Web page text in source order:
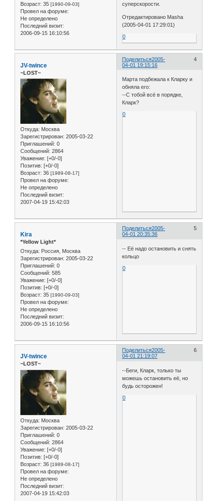
Возраст: 35 [1990-09-03]
Провел на форуме:
Не определено
Последний визит:
2006-09-15 16:10:56
суперскорости.
Отредактировано Masha
(2005-04-01 17:29:01)
0
Поделиться 4
2005-
04-01 19:15:16
JV-twince
~LOST~
Откуда: Москва
Зарегистрирован: 2005-03-22
Приглашений: 0
Сообщений: 2864
Уважение: [+0/-0]
Позитив: [+0/-0]
Возраст: 36 [1989-08-17]
Провел на форуме:
Не определено
Последний визит:
2007-04-19 15:42:03
Марта подбежала к Кларку и
обняла его:
--С тобой всё в порядке,
Кларк?
0
Поделиться 5
2005-
04-01 20:35:36
Kira
*Yellow Light*
Откуда: Россия, Москва
Зарегистрирован: 2005-03-22
Приглашений: 0
Сообщений: 585
Уважение: [+0/-0]
Позитив: [+0/-0]
Возраст: 35 [1990-09-03]
Провел на форуме:
Не определено
Последний визит:
2006-09-15 16:10:56
-- Её надо остановить и снять
кольцо
0
Поделиться 6
2005-
04-01 21:19:07
JV-twince
~LOST~
Откуда: Москва
Зарегистрирован: 2005-03-22
Приглашений: 0
Сообщений: 2864
Уважение: [+0/-0]
Позитив: [+0/-0]
Возраст: 36 [1989-08-17]
Провел на форуме:
Не определено
Последний визит:
2007-04-19 15:42:03
--Беги, Кларк, только ты
можешь остановить её, но
будь осторожен!
0